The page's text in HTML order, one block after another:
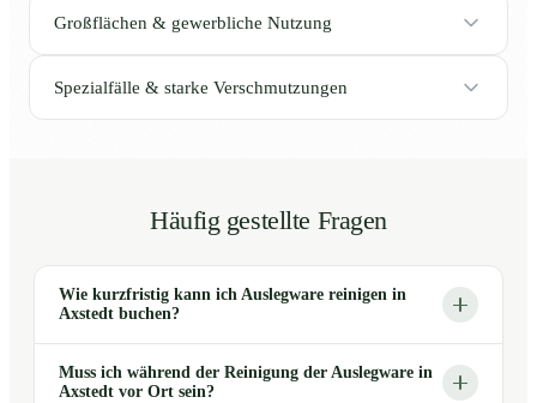
Großflächen & gewerbliche Nutzung
Spezialfälle & starke Verschmutzungen
Häufig gestellte Fragen
Wie kurzfristig kann ich Auslegware reinigen in
Axstedt buchen?
Muss ich während der Reinigung der Auslegware in
Axstedt vor Ort sein?